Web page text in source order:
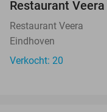
TODAY
Restaurant Veera
Restaurant Veera
Eindhoven
Verkocht: 20